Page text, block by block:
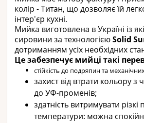
колір - Титан, що дозволяє їй
інтер'єр кухні.
Мийка виготовлена ​​в Україні із
сировини за технологієюSolid
дотриманням усіх необхідних
Це забезпечує мийці такі
стійкість до подряпин та
захист від втрати кольору з
до УФ-променів;
здатність витримувати
температури: можна